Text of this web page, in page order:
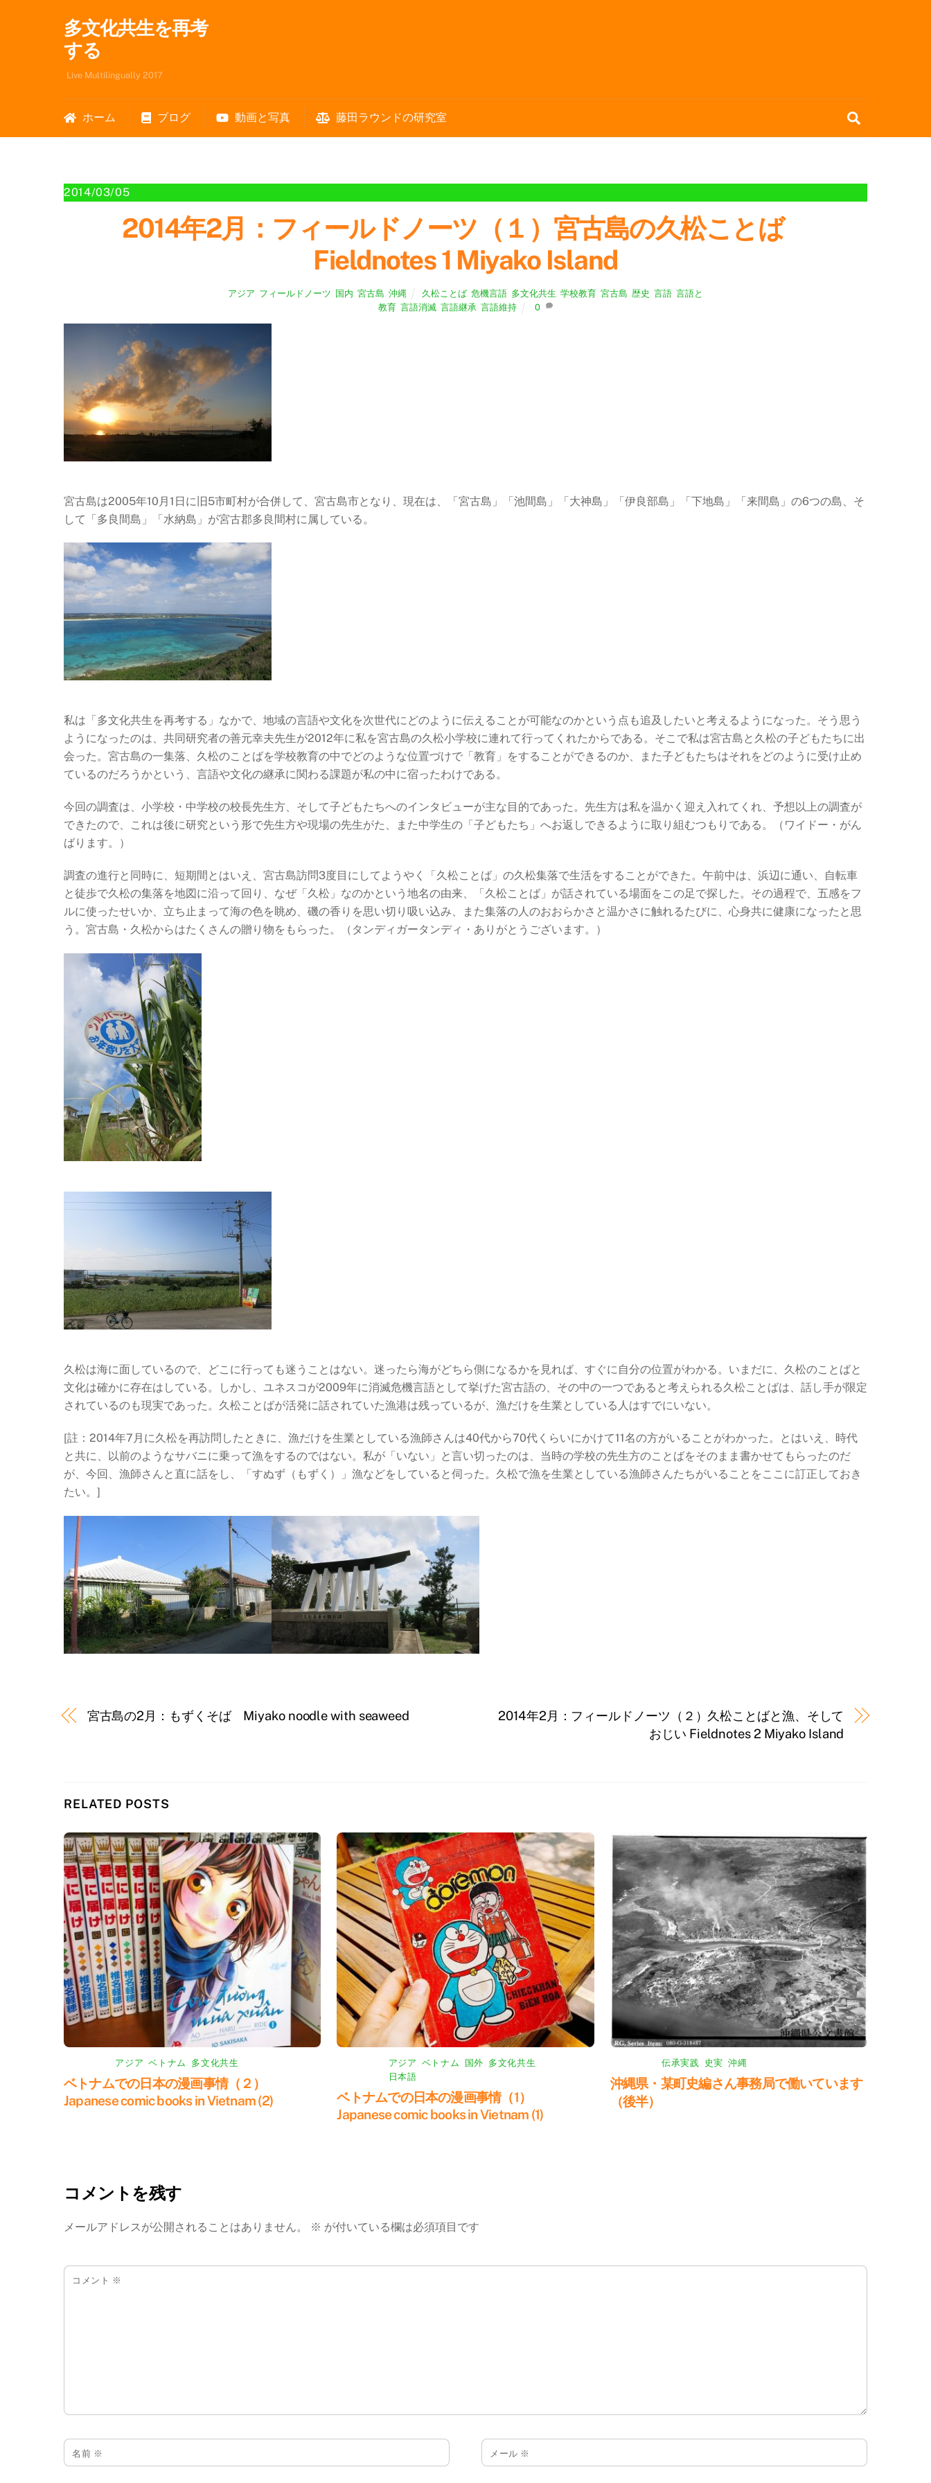
多文化共生を再考
する
Live Multilingually 2017
ホーム ブログ 動画と写真 藤田ラウンドの研究室
2014/03/05
2014年2月：フィールドノーツ（１）宮古島の久松ことば
Fieldnotes 1 Miyako Island
アジア フィールドノーツ 国内 宮古島 沖縄 久松ことば ,危機言語 多文化共生 ,学校教育 ,宮古島 ,歴史 ,言語 ,言語と
教育 ,言語消滅 ,言語継承 ,言語維持 0
宮古島は2005年10月1日に旧5市町村が合併して、宮古島市となり、現在は、「宮古島」「池間島」「大神島」「伊良部島」「下地島」「来間島」の6つの島、そ
して「多良間島」「水納島」が宮古郡多良間村に属している。
私は「多文化共生を再考する」なかで、地域の言語や文化を次世代にどのように伝えることが可能なのかという点も追及したいと考えるようになった。そう思う
ようになったのは、共同研究者の善元幸夫先生が2012年に私を宮古島の久松小学校に連れて行ってくれたからである。そこで私は宮古島と久松の子どもたちに出
会った。宮古島の一集落、久松のことばを学校教育の中でどのような位置づけで「教育」をすることができるのか、また子どもたちはそれをどのように受け止め
ているのだろうかという、言語や文化の継承に関わる課題が私の中に宿ったわけである。
今回の調査は、小学校・中学校の校長先生方、そして子どもたちへのインタビューが主な目的であった。先生方は私を温かく迎え入れてくれ、予想以上の調査が
できたので、これは後に研究という形で先生方や現場の先生がた、また中学生の「子どもたち」へお返しできるように取り組むつもりである。（ワイドー・がん
ばります。）
調査の進行と同時に、短期間とはいえ、宮古島訪問3度目にしてようやく「久松ことば」の久松集落で生活をすることができた。午前中は、浜辺に通い、自転車
と徒歩で久松の集落を地図に沿って回り、なぜ「久松」なのかという地名の由来、「久松ことば」が話されている場面をこの足で探した。その過程で、五感をフ
ルに使ったせいか、立ち止まって海の色を眺め、磯の香りを思い切り吸い込み、また集落の人のおおらかさと温かさに触れるたびに、心身共に健康になったと思
う。宮古島・久松からはたくさんの贈り物をもらった。（タンディガータンディ・ありがとうございます。）
久松は海に面しているので、どこに行っても迷うことはない。迷ったら海がどちら側になるかを見れば、すぐに自分の位置がわかる。いまだに、久松のことばと
文化は確かに存在はしている。しかし、ユネスコが2009年に消滅危機言語として挙げた宮古語の、その中の一つであると考えられる久松ことばは、話し手が限定
されているのも現実であった。久松ことばが活発に話されていた漁港は残っているが、漁だけを生業としている人はすでにいない。
[註：2014年7月に久松を再訪問したときに、漁だけを生業としている漁師さんは40代から70代くらいにかけて11名の方がいることがわかった。とはいえ、時代
と共に、以前のようなサバニに乗って漁をするのではない。私が「いない」と言い切ったのは、当時の学校の先生方のことばをそのまま書かせてもらったのだ
が、今回、漁師さんと直に話をし、「すぬず（もずく）」漁などをしていると伺った。久松で漁を生業としている漁師さんたちがいることをここに訂正しておき
たい。]
宮古島の2月：もずくそば Miyako noodle with seaweed
2014年2月：フィールドノーツ（２）久松ことばと漁、そして
おじい Fieldnotes 2 Miyako Island
RELATED POSTS
アジア ,ベトナム 多文化共生
ベトナムでの日本の漫画事情（２）
Japanese comic books in Vietnam (2)
アジア ベトナム 国外 多文化共生
日本語
ベトナムでの日本の漫画事情（1）
Japanese comic books in Vietnam (1)
伝承実践 史実 ,沖縄
沖縄県・某町史編さん事務局で働いています
（後半）
コメントを残す
メールアドレスが公開されることはありません。 ※ が付いている欄は必須項目です
コメント ※
名前 ※ メール ※